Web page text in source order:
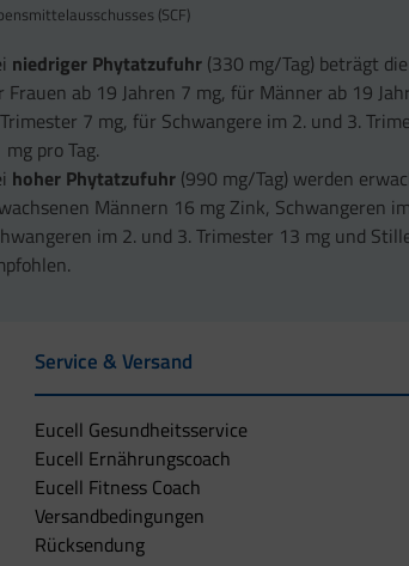
(SCF)
niedriger Phytatzufuhr (330 mg/Tag) beträgt
Frauen ab 19 Jahren 7 mg, für Männer ab 19
7 mg, für Schwangere im 2. und 3.
mg pro Tag.
hoher Phytatzufuhr (990 mg/Tag) werden
Männern 16 mg Zink, Schwangeren
im 2. und 3. Trimester 13 mg und
Service & Versand
Eucell Gesundheitsservice
Eucell Ernährungscoach
Eucell Fitness Coach
Versandbedingungen
Rücksendung